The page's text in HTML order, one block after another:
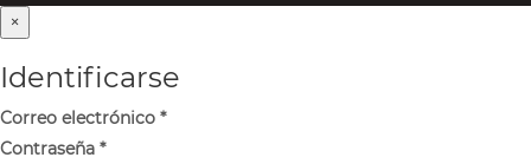
×
Identificarse
Correo electrónico *
Contraseña *